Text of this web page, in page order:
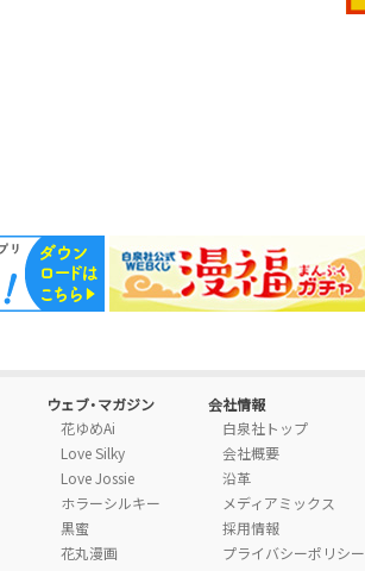
ウェブ・マガジン
花ゆめAi
Love Silky
Love Jossie
ホラーシルキー
黒蜜
花丸漫画
会社情報
白泉社トップ
会社概要
沿革
メディアミックス
採用情報
プライバシーポリシー